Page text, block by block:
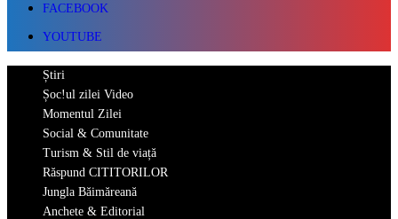
FACEBOOK
YOUTUBE
Știri
Șoc!ul zilei Video
Momentul Zilei
Social & Comunitate
Turism & Stil de viață
Răspund CITITORILOR
Jungla Băimăreană
Anchete & Editorial